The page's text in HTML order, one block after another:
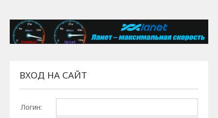
ВХОД НА САЙТ
Логин: